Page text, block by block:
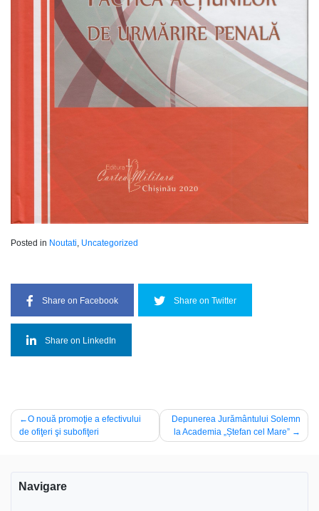
Posted in Noutati Uncategorized
Share on Facebook Share on Twitter
Share on LinkedIn
Navigare
în
O nouă promoţie a efectivului
de ofiţeri şi subofiţeri
Depunerea Jurământului Solemn
la Academia „Ștefan cel Mare”
Navigare